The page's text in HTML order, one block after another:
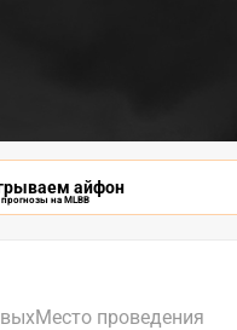
айфон
прогнозы на MLBB
Место проведения